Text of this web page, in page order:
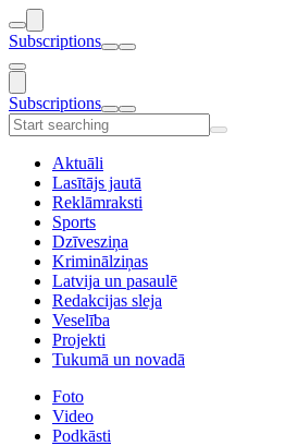
Subscriptions
Subscriptions
Aktuāli
Lasītājs jautā
Reklāmraksti
Sports
Dzīvesziņa
Kriminālziņas
Latvija un pasaulē
Redakcijas sleja
Veselība
Projekti
Tukumā un novadā
Foto
Video
Podkāsti